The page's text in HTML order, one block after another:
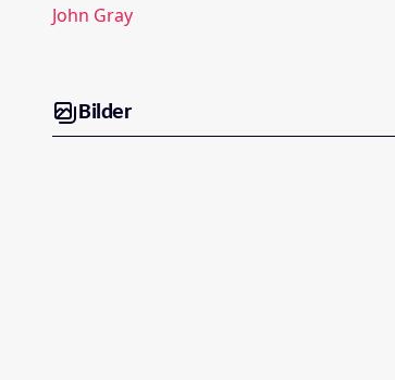
John Gray
Bilder